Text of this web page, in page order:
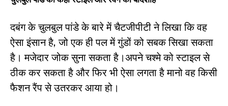
दबंग के चुलबुल पांडे के बारे में चैटजीपीटी ने लिखा कि वह
ऐसा इंसान है, जो एक ही पल में गुंडों को सबक सिखा सकता
है। मजेदार जोक सुना सकता है।अपने चश्मे को स्टाइल से
ठीक कर सकता है और फिर भी ऐसा लगता है मानो वह किसी
फैशन रैंप से उतरकर आया हो।